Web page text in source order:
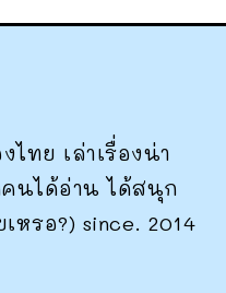
ไทย เล่าเรื่องน่า
นได้อ่าน ได้สนุก
เหรอ?) since. 2014